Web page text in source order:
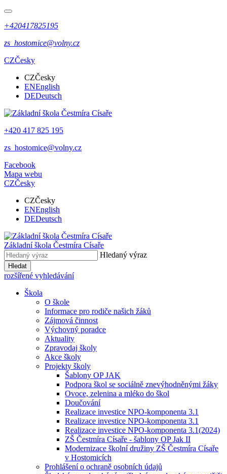
+420417825195
zs_hostomice@volny.cz
CZČesky
CZČesky
ENEnglish
DEDeutsch
+420 417 825 195
zs_hostomice@volny.cz
Facebook
Mapa webu
CZČesky
CZČesky
ENEnglish
DEDeutsch
Základní škola Čestmíra Císaře
Hledaný výraz
Hledat
rozšířené vyhledávání
Škola
O škole
Informace pro rodiče našich žáků
Zájmová činnost
Výchovný poradce
Aktuality
Zpravodaj školy
Akce školy
Projekty školy
Šablony OP JAK
Podpora škol se sociálně znevýhodněnými žáky
Ovoce, zelenina a mléko do škol
Doučování
Realizace investice NPO-komponenta 3.1
Realizace investice NPO-komponenta 3.1
Realizace investice NPO-komponenta 3.1(2024)
ZŠ Čestmíra Císaře - šablony OP Jak II
Modernizace školní družiny ZŠ Čestmíra Císaře
v Hostomicích
Prohlášení o ochraně osobních údajů